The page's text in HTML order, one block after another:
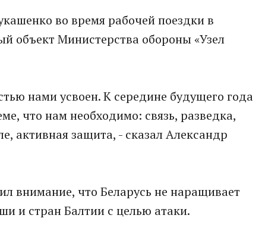
во время рабочей поездки в
объект Министерства обороны «Узел
нами усвоен. К середине будущего года
что нам необходимо: связь, разведка,
активная защита, - сказал Александр
внимание, что Беларусь не наращивает
и стран Балтии с целью атаки.